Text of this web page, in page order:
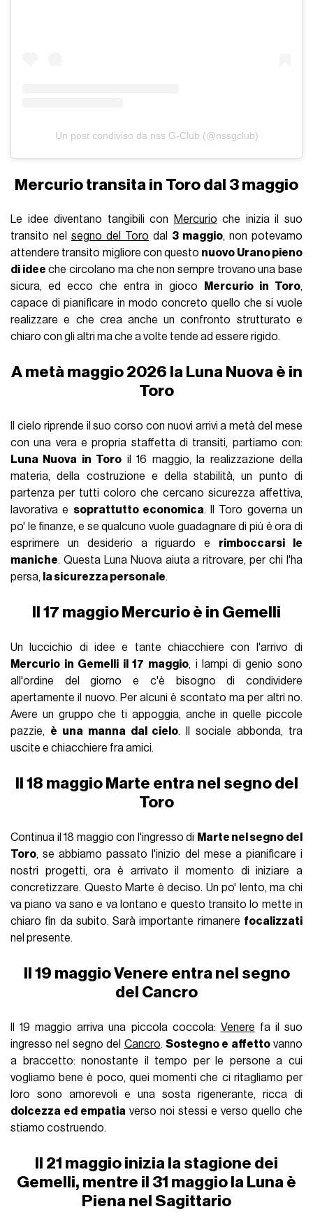
Un post condiviso da nss G-Club (@nssgclub)
Mercurio transita in Toro dal 3 maggio
Le idee diventano tangibili con Mercurio che inizia il suo
transito nelsegno del Toro dal 3 maggio, non potevamo
attendere transito migliore con questo nuovo Urano pieno
di idee che circolano ma che non sempre trovano una base
sicura, ed ecco che entra in gioco
Mercurio in Toro,
capace di pianificare in modo concreto quello che si vuole
realizzare e che crea anche un confronto strutturato e
chiaro con gli altri ma che a volte tende ad essere rigido.
A metà maggio 2026 la Luna Nuova è in
Toro
Il cielo riprende il suo corso con nuovi arrivi a metà del mese
con una vera e propria staffetta di transiti, partiamo con:
Luna Nuova in Toro il 16 maggio, la realizzazione della
materia, della costruzione e della stabilità, un punto di
partenza per tutti coloro che cercano sicurezza affettiva,
lavorativa e soprattutto economica. Il Toro governa un
po' le finanze, e se qualcuno vuole guadagnare di più è ora di
esprimere un desiderio a riguardo e rimboccarsi le
maniche. Questa Luna Nuova aiuta a ritrovare, per chi l'ha
persa, la sicurezza personale.
Il 17 maggio Mercurio è in Gemelli
Un luccichio di idee e tante chiacchiere con l'arrivo di
Mercurio in Gemelli il 17 maggio, i lampi di genio sono
all'ordine del giorno e c'è bisogno di condividere
apertamente il nuovo. Per alcuni è scontato ma per altri no.
Avere un gruppo che ti appoggia, anche in quelle piccole
pazzie, è una manna dal cielo. Il sociale abbonda, tra
uscite e chiacchiere fra amici.
Il 18 maggio Marte entra nel segno del
Toro
Continua il 18 maggio con l'ingresso di Marte nel segno del
Toro, se abbiamo passato l'inizio del mese a pianificare i
nostri progetti, ora è arrivato il momento di iniziare a
concretizzare. Questo Marte è deciso. Un po' lento, ma chi
va piano va sano e va lontano e questo transito lo mette in
chiaro fin da subito. Sarà importante rimanere focalizzati
nel presente.
Il 19 maggio Venere entra nel segno
del Cancro
Il 19 maggio arriva una piccola coccola: Venere fa il suo
ingresso nel segno del Cancro. Sostegno e affettovanno
a braccetto: nonostante il tempo per le persone a cui
vogliamo bene è poco, quei momenti che ci ritagliamo per
loro sono amorevoli e una sosta rigenerante, ricca di
dolcezza ed empatia verso noi stessi e verso quello che
stiamo costruendo.
Il 21 maggio inizia la stagione dei
Gemelli, mentre il 31 maggio la Luna è
Piena nel Sagittario